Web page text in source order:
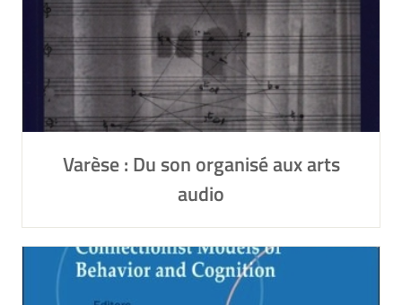
Varèse : Du son organisé aux arts
audio